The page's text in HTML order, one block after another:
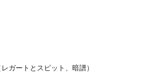
ガートとスピット、暗譜）